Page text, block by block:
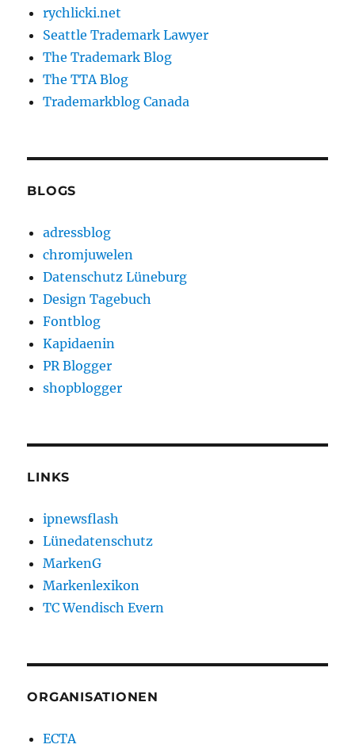
rychlicki.net
Seattle Trademark Lawyer
The Trademark Blog
The TTA Blog
Trademarkblog Canada
BLOGS
adressblog
chromjuwelen
Datenschutz Lüneburg
Design Tagebuch
Fontblog
Kapidaenin
PR Blogger
shopblogger
LINKS
ipnewsflash
Lünedatenschutz
MarkenG
Markenlexikon
TC Wendisch Evern
ORGANISATIONEN
ECTA